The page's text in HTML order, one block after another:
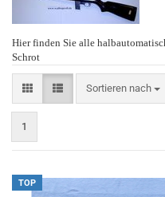
Hier finden Sie alle
Schrot
Sortieren nach
1
TOP